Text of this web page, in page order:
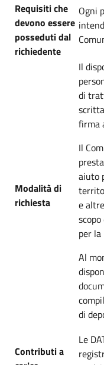
Requisiti che
devono essere
posseduti dal
richiedente
Ogni
Modalità di
richiesta
Il
di
firma
Il
aiuto
e
per la
Al
di
Contributi a
Le